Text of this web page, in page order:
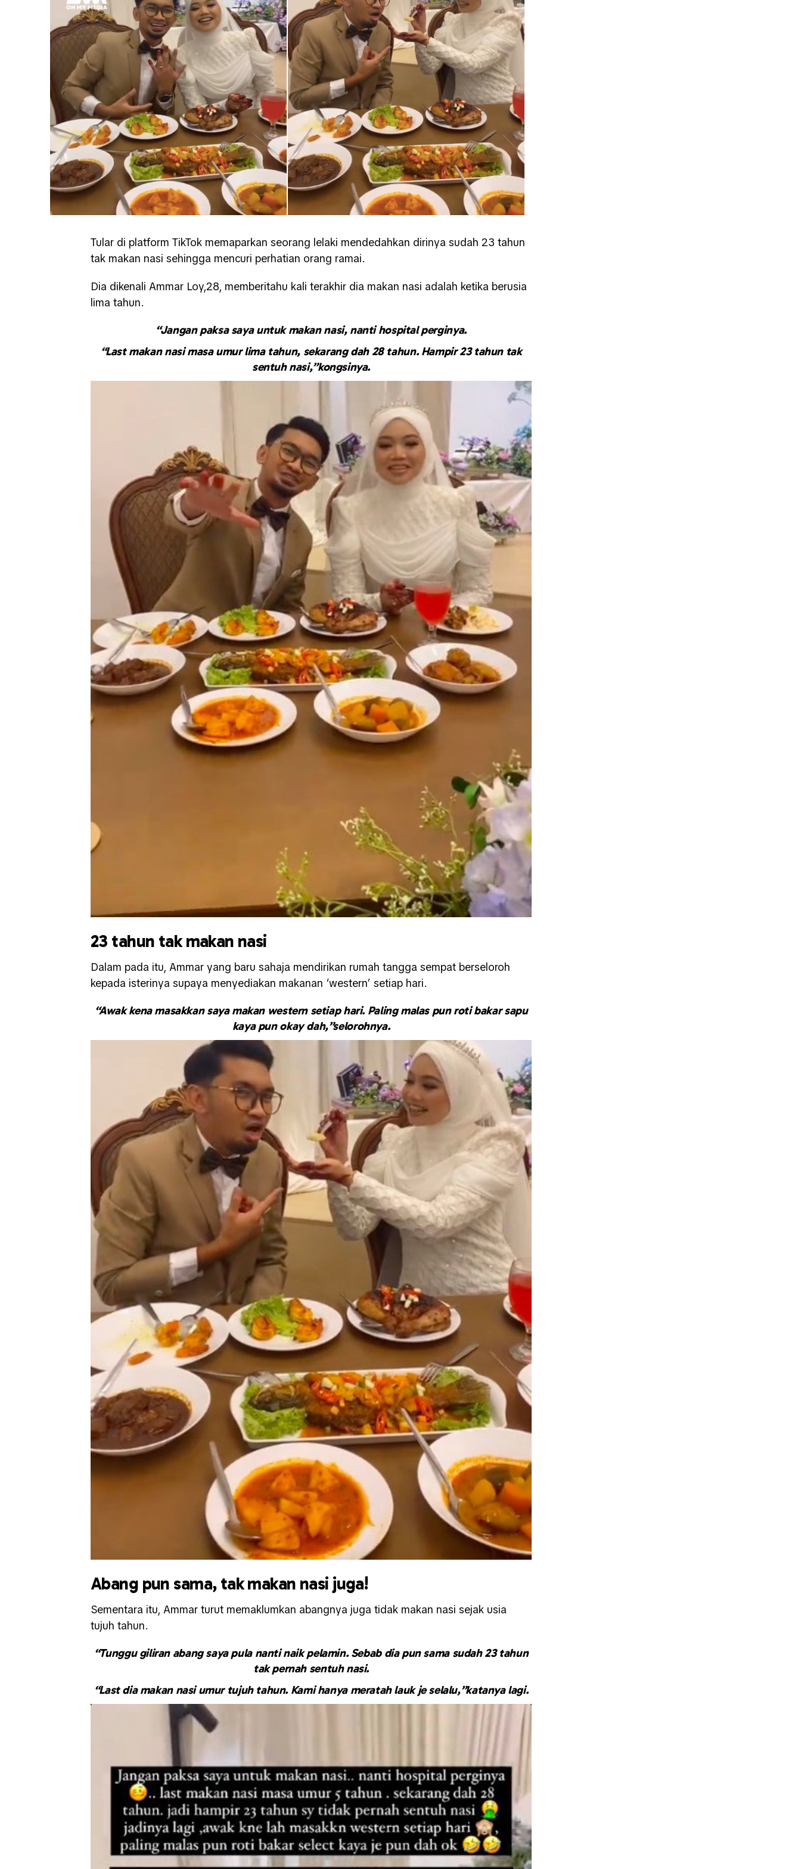
Tular di platform TikTok memaparkan seorang lelaki mendedahkan dirinya sudah 23 tahun
tak makan nasi sehingga mencuri perhatian orang ramai.
Dia dikenali Ammar Loy,28, memberitahu kali terakhir dia makan nasi adalah ketika berusia
lima tahun.
“Jangan paksa saya untuk makan nasi, nanti hospital perginya.
“Last makan nasi masa umur lima tahun, sekarang dah 28 tahun. Hampir 23 tahun tak
sentuh nasi,”kongsinya.
23 tahun tak makan nasi
Dalam pada itu, Ammar yang baru sahaja mendirikan rumah tangga sempat berseloroh
kepada isterinya supaya menyediakan makanan ‘western’ setiap hari.
“Awak kena masakkan saya makan western setiap hari. Paling malas pun roti bakar sapu
kaya pun okay dah,”selorohnya.
Abang pun sama, tak makan nasi juga!
Sementara itu, Ammar turut memaklumkan abangnya juga tidak makan nasi sejak usia
tujuh tahun.
“Tunggu giliran abang saya pula nanti naik pelamin. Sebab dia pun sama sudah 23 tahun
tak pernah sentuh nasi.
“Last dia makan nasi umur tujuh tahun. Kami hanya meratah lauk je selalu,”katanya lagi.